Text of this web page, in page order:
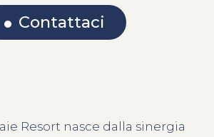
Contattaci
Resort nasce dalla sinergia